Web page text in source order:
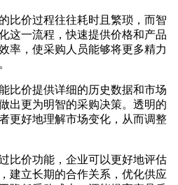
的比价过程往往耗时且繁琐，而智
这一流程，快速提供价格和产品
率，使采购人员能够将更多精力
能比价提供详细的历史数据和市场
出更为明智的采购决策。透明的
更好地理解市场变化，从而调整
过比价功能，企业可以更好地评估
建立长期的合作关系，优化供应